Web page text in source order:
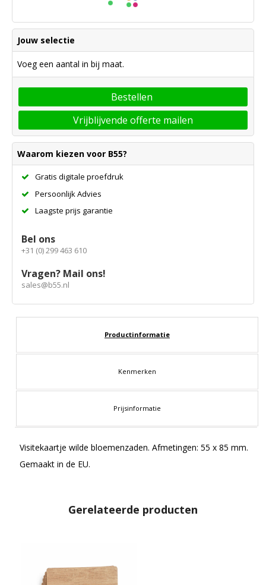
Jouw selectie
Voeg een aantal in bij maat.
Bestellen
Vrijblijvende offerte mailen
Waarom kiezen voor B55?
Gratis digitale proefdruk
Persoonlijk Advies
Laagste prijs garantie
Bel ons
+31 (0) 299 463 610
Vragen? Mail ons!
sales@b55.nl
Productinformatie
Kenmerken
Prijsinformatie
Visitekaartje wilde bloemenzaden. Afmetingen: 55 x 85 mm.
Gemaakt in de EU.
Gerelateerde producten